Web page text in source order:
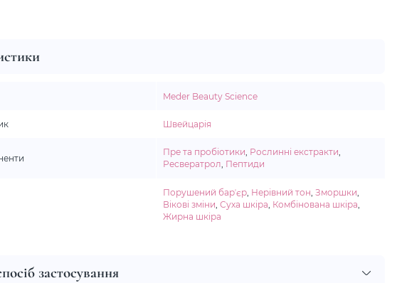
застосування
Meder Beauty Science
Швейцарія
Пре та пробіотики, Рослинні екстракти,
Ресвератрол, Пептиди
Порушений барʼєр, Нерівний тон Зморшки
Вікові зміни Суха шкіра Комбінована шкіра
Жирна шкіра